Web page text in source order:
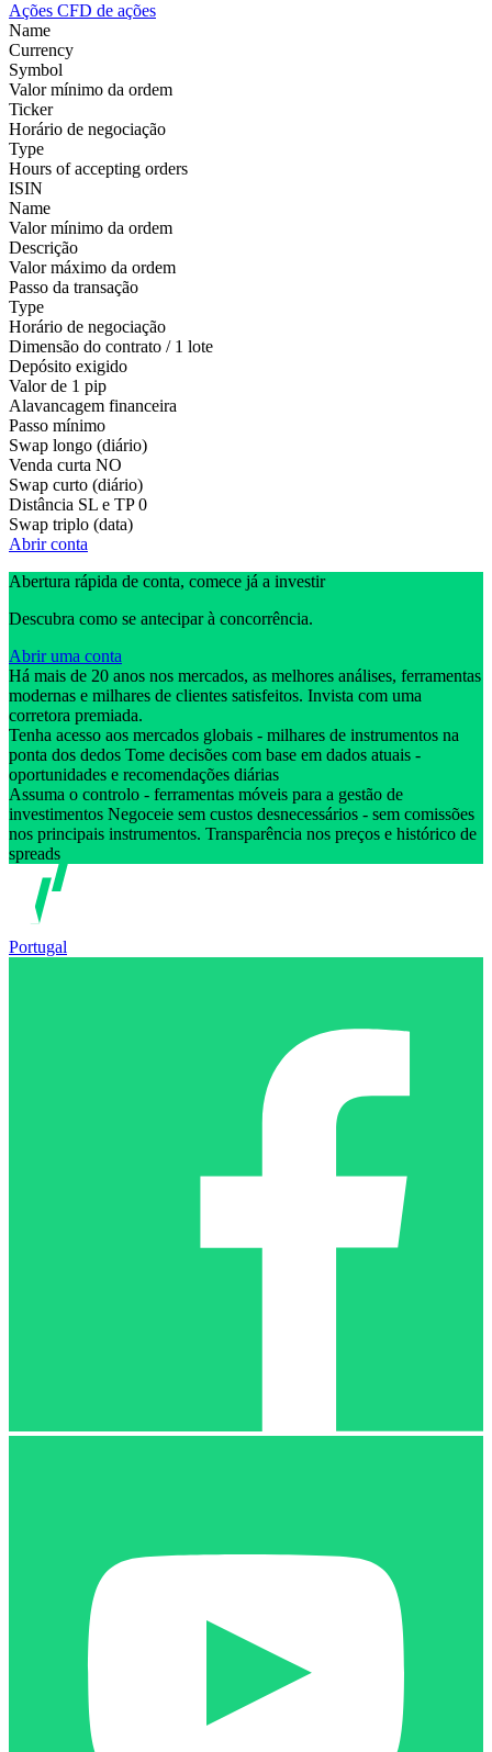
Ações CFD de ações
Name
Currency
Symbol
Valor mínimo da ordem
Ticker
Horário de negociação
Type
Hours of accepting orders
ISIN
Name
Valor mínimo da ordem
Descrição
Valor máximo da ordem
Passo da transação
Type
Horário de negociação
Dimensão do contrato / 1 lote
Depósito exigido
Valor de 1 pip
Alavancagem financeira
Passo mínimo
Swap longo (diário)
Venda curta NO
Swap curto (diário)
Distância SL e TP 0
Swap triplo (data)
Abrir conta
Abertura rápida de conta, comece já a investir
Descubra como se antecipar à concorrência.
Abrir uma conta
Há mais de 20 anos nos mercados, as melhores análises, ferramentas
modernas e milhares de clientes satisfeitos. Invista com uma
corretora premiada.
Tenha acesso aos mercados globais - milhares de instrumentos na
ponta dos dedos Tome decisões com base em dados atuais -
oportunidades e recomendações diárias
Assuma o controlo - ferramentas móveis para a gestão de
investimentos Negoceie sem custos desnecessários - sem comissões
nos principais instrumentos. Transparência nos preços e histórico de
spreads
Portugal